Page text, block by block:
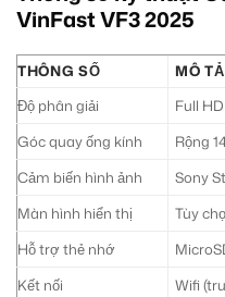
VinFast VF3 2025
THÔNG SỐ
MÔ
Độ phân giải
Full
Góc quay ống kính
Rộng
Cảm biến hình ảnh
Sony
Màn hình hiển thị
Tùy
Hỗ trợ thẻ nhớ
Kết nối
Wifi